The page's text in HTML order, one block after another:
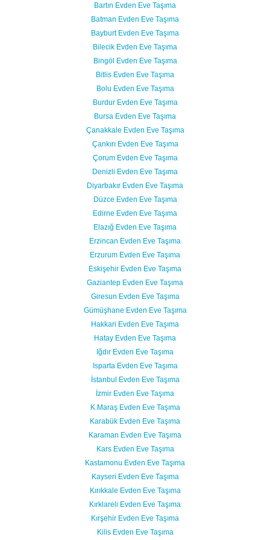
Bartın Evden Eve Taşıma
Batman Evden Eve Taşıma
Bayburt Evden Eve Taşıma
Bilecik Evden Eve Taşıma
Bingöl Evden Eve Taşıma
Bitlis Evden Eve Taşıma
Bolu Evden Eve Taşıma
Burdur Evden Eve Taşıma
Bursa Evden Eve Taşıma
Çanakkale Evden Eve Taşıma
Çankırı Evden Eve Taşıma
Çorum Evden Eve Taşıma
Denizli Evden Eve Taşıma
Diyarbakır Evden Eve Taşıma
Düzce Evden Eve Taşıma
Edirne Evden Eve Taşıma
Elazığ Evden Eve Taşıma
Erzincan Evden Eve Taşıma
Erzurum Evden Eve Taşıma
Eskişehir Evden Eve Taşıma
Gaziantep Evden Eve Taşıma
Giresun Evden Eve Taşıma
Gümüşhane Evden Eve Taşıma
Hakkari Evden Eve Taşıma
Hatay Evden Eve Taşıma
Iğdır Evden Eve Taşıma
Isparta Evden Eve Taşıma
İstanbul Evden Eve Taşıma
İzmir Evden Eve Taşıma
K.Maraş Evden Eve Taşıma
Karabük Evden Eve Taşıma
Karaman Evden Eve Taşıma
Kars Evden Eve Taşıma
Kastamonu Evden Eve Taşıma
Kayseri Evden Eve Taşıma
Kırıkkale Evden Eve Taşıma
Kırklareli Evden Eve Taşıma
Kırşehir Evden Eve Taşıma
Kilis Evden Eve Taşıma